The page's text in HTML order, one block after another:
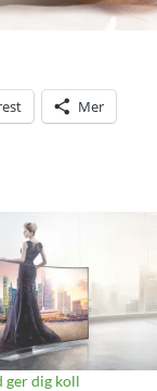
Mer
ger dig koll